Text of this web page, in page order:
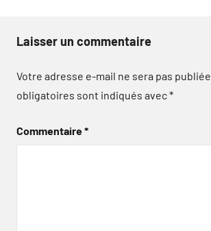
Laisser un commentaire
Votre adresse e-mail ne sera pas publiée.
obligatoires sont indiqués avec*
Commentaire*